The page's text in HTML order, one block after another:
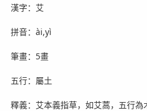
漢字：艾
拼音：ài,yì
筆畫：5畫
五行：屬土
釋義：艾本義指草，如艾蒿，五行